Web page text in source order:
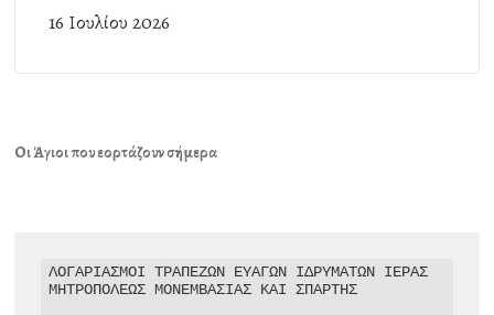
16 Ιουλίου 2026
Οι Άγιοι που εορτάζουν σήμερα
ΛΟΓΑΡΙΑΣΜΟΙ ΤΡΑΠΕΖΩΝ ΕΥΑΓΩΝ ΙΔΡΥΜΑΤΩΝ ΙΕΡΑΣ
ΜΗΤΡΟΠΟΛΕΩΣ ΜΟΝΕΜΒΑΣΙΑΣ ΚΑΙ ΣΠΑΡΤΗΣ